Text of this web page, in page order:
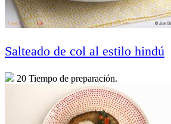
Salteado de col al estilo hindú
20 Tiempo de preparación.